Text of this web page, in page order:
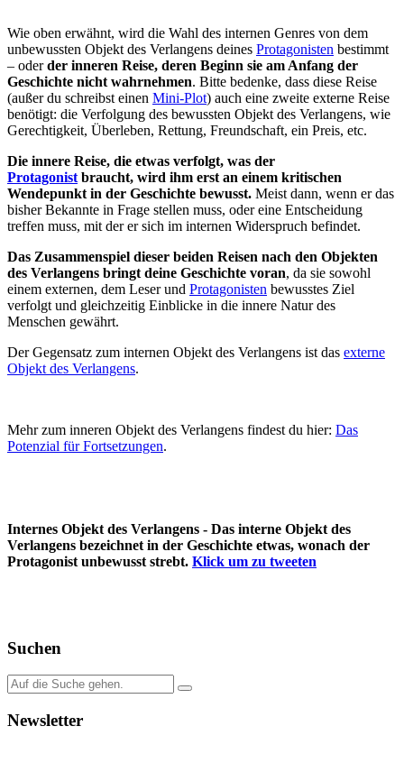
Wie oben erwähnt, wird die Wahl des internen Genres von dem
unbewussten Objekt des Verlangens deines Protagonisten bestimmt
– oderder inneren Reise, deren Beginn sie am Anfang der
Geschichte nicht wahrnehmen. Bitte bedenke, dass diese Reise
(außer du schreibst einen Mini-Plot) auch eine zweite externe Reise
benötigt: die Verfolgung des bewussten Objekt des Verlangens, wie
Gerechtigkeit, Überleben, Rettung, Freundschaft, ein Preis, etc.
Die innere Reise, die etwas verfolgt, was der
Protagonistbraucht, wird ihm erst an einem kritischen
Wendepunkt in der Geschichte bewusst. Meist dann, wenn er das
bisher Bekannte in Frage stellen muss, oder eine Entscheidung
treffen muss, mit der er sich im internen Widerspruch befindet.
Das Zusammenspiel dieser beiden Reisen nach den Objekten
des Verlangens bringt deine Geschichte voran, da sie sowohl
einem externen, dem Leser und Protagonisten bewusstes Ziel
verfolgt und gleichzeitig Einblicke in die innere Natur des
Menschen gewährt.
Der Gegensatz zum internen Objekt des Verlangens ist das externe
Objekt des Verlangens.
Mehr zum inneren Objekt des Verlangens findest du hier: Das
Potenzial für Fortsetzungen.
Internes Objekt des Verlangens - Das interne Objekt des
Verlangens bezeichnet in der Geschichte etwas, wonach der
Protagonist unbewusst strebt. Klick um zu tweeten
Suchen
Newsletter